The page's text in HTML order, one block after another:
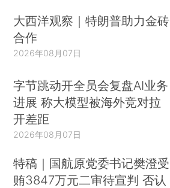
大西洋观察｜特朗普助力金砖
合作
2026年08月07日
字节跳动开全员会复盘AI业务
进展 称大模型被海外竞对拉
开差距
2026年08月07日
特稿｜国航原党委书记樊澄受
贿3847万元二审待宣判 否认